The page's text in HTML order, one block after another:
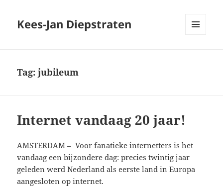
Kees-Jan Diepstraten
Tag:jubileum
Internet vandaag 20 jaar!
AMSTERDAM – Voor fanatieke internetters is het
vandaag een bijzondere dag: precies twintig jaar
geleden werd Nederland als eerste land in Europa
aangesloten op internet.